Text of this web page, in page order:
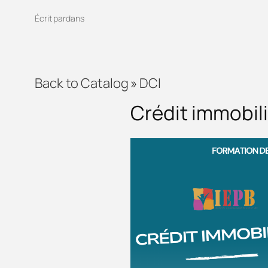
Écrit pardans
Back to Catalog DCI
Crédit